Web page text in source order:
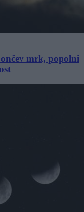
mrk, popolni